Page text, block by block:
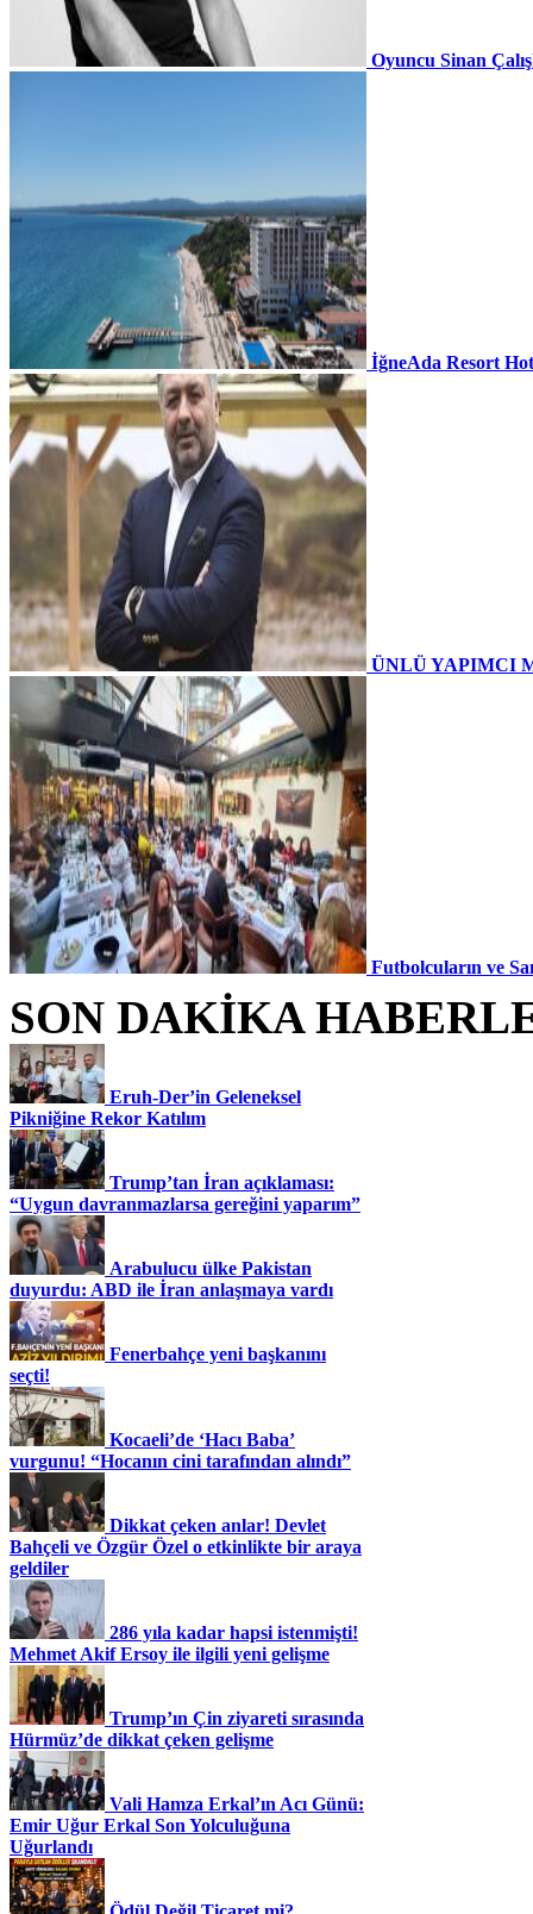
Oyuncu Sinan
İğneAda Resort
ÜNLÜ YAPIMCI
Futbolcuların ve
SON DAKİKA
Eruh-Der’in Geleneksel
Pikniğine Rekor Katılım
Trump’tan İran açıklaması:
“Uygun davranmazlarsa gereğini yaparım”
Arabulucu ülke Pakistan
duyurdu: ABD ile İran anlaşmaya vardı
Fenerbahçe yeni başkanını
seçti!
Kocaeli’de ‘Hacı Baba’
vurgunu! “Hocanın cini tarafından alındı”
Dikkat çeken anlar! Devlet
Bahçeli ve Özgür Özel o etkinlikte bir araya
geldiler
286 yıla kadar hapsi istenmişti!
Mehmet Akif Ersoy ile ilgili yeni gelişme
Trump’ın Çin ziyareti sırasında
Hürmüz’de dikkat çeken gelişme
Vali Hamza Erkal’ın Acı Günü:
Emir Uğur Erkal Son Yolculuğuna
Uğurlandı